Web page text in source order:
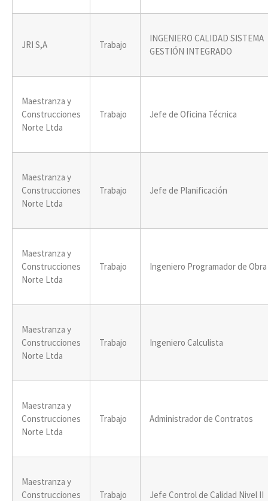
JRI S,A Trabajo
INGENIERO CALIDAD SISTEMA
GESTIÓN INTEGRADO
Maestranza y
Construcciones
Norte Ltda
Trabajo Jefe de Oficina Técnica
Maestranza y
Construcciones
Norte Ltda
Trabajo Jefe de Planificación
Maestranza y
Construcciones
Norte Ltda
Trabajo Ingeniero Programador de Obra
Maestranza y
Construcciones
Norte Ltda
Trabajo Ingeniero Calculista
Maestranza y
Construcciones
Norte Ltda
Trabajo Administrador de Contratos
Maestranza y
Construcciones
Trabajo Jefe Control de Calidad Nivel II